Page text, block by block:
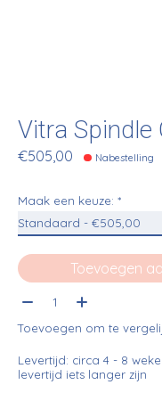
Vitra Spindle
€505,00 Nabestelling
Maak een keuze: *
Toevoegen
Aantal:
Toevoegen om te
Levertijd: circa 4 - 8
levertijd iets langer zijn